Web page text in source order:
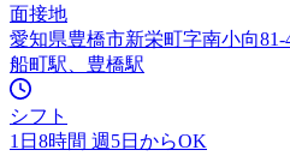
面接地
愛知県豊橋市新栄町字南小向81-
船町駅、豊橋駅
シフト
1日8時間 週5日からOK